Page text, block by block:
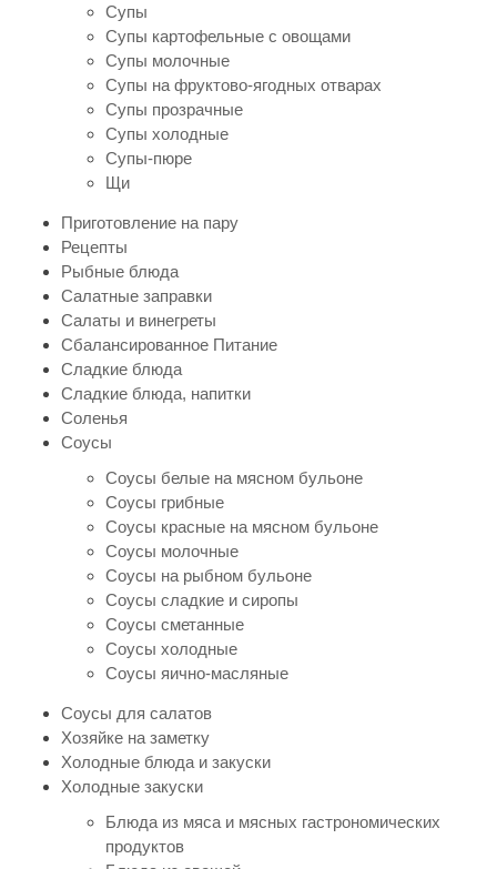
Супы
Супы картофельные с овощами
Супы молочные
Супы на фруктово-ягодных отварах
Супы прозрачные
Супы холодные
Супы-пюре
Щи
Приготовление на пару
Рецепты
Рыбные блюда
Салатные заправки
Салаты и винегреты
Сбалансированное Питание
Сладкие блюда
Сладкие блюда, напитки
Соленья
Соусы
Соусы белые на мясном бульоне
Соусы грибные
Соусы красные на мясном бульоне
Соусы молочные
Соусы на рыбном бульоне
Соусы сладкие и сиропы
Соусы сметанные
Соусы холодные
Соусы яично-масляные
Соусы для салатов
Хозяйке на заметку
Холодные блюда и закуски
Холодные закуски
Блюда из мяса и мясных гастрономических
продуктов